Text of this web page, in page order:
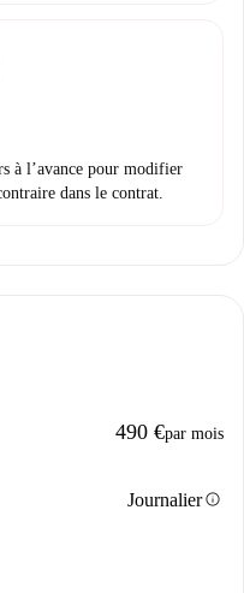
à l’avance pour modifier
dans le contrat.
490 €par mois
Journalierinfo